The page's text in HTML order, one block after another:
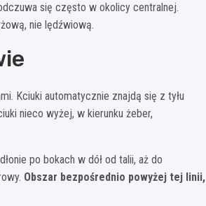
się często w okolicy centralnej.
nie lędźwiową.
Kciuki automatycznie znajdą się z tyłu
nieco wyżej, w kierunku żeber,
po bokach w dół od talii, aż do
Obszar bezpośrednio powyżej tej linii,